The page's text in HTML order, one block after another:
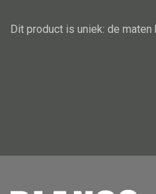
Object
Mand
Dit product is uniek: de